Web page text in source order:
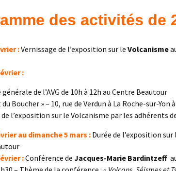
Conférences
Expositions,
Galerie de
Cartes –
Echelles des
Carnets de
Analyse de
…
des activités de
:Vernissage de l’exposition sur le Volcanisme
:
de l’AVG de 10h à 12h au Centre Beautour
Boucher » – 10, rue de Verdun à La Roche-sur-Yon
l’exposition sur le Volcanisme par les adhérents de
au dimanche 5 mars : Durée de l’exposition sur
:Conférence de Jacques-Marie Bardintzeff